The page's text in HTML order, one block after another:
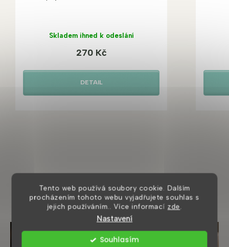
Tento web používá soubory cookie. Dalším
procházením tohoto webu vyjadřujete souhlas s
jejich používáním.. Více informací zde.
Nastavení
Souhlasím
Skladem ihned k odeslání
270 Kč
DETAIL
Užitečné články